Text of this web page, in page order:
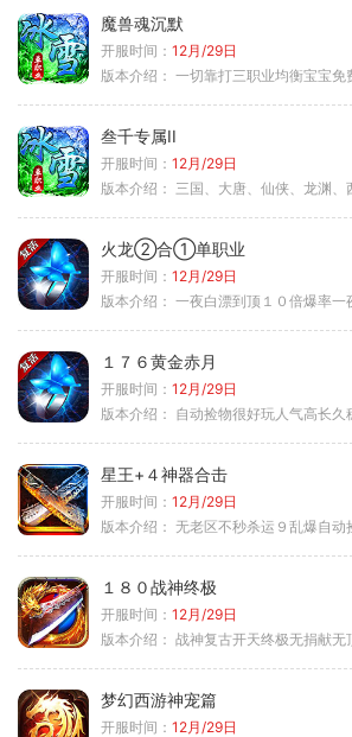
魔兽魂沉默
开服时间： 12月/29日
版本介绍： 一切靠打三职业均衡宝宝免
叁千专属II
开服时间： 12月/29日
版本介绍： 三国、大唐、仙侠、龙渊、
火龙②合①单职业
开服时间： 12月/29日
版本介绍： 一夜白漂到顶１０倍爆率一夜打
１７６黄金赤月
开服时间： 12月/29日
版本介绍： 自动捡物很好玩人气高长久
星王+４神器合击
开服时间： 12月/29日
版本介绍： 无老区不秒杀运９乱爆自动
１８０战神终极
开服时间： 12月/29日
版本介绍： 战神复古开天终极无捐献无
梦幻西游神宠篇
开服时间： 12月/29日